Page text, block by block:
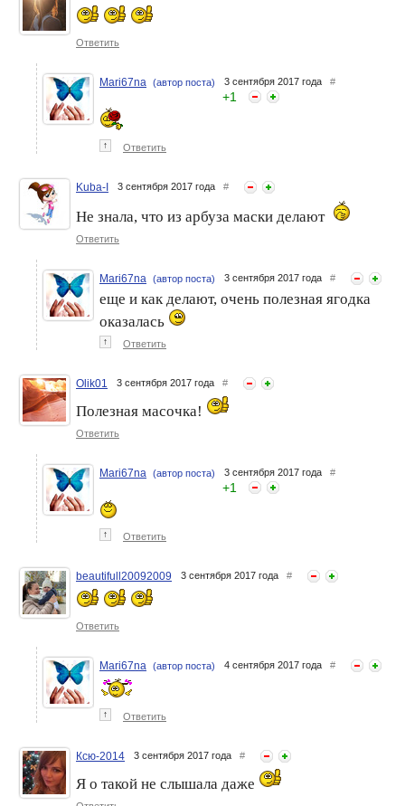
Ответить
Mari67na (автор поста) 3 сентября 2017 года #
+1
↑ Ответить
Kuba-I 3 сентября 2017 года #
Не знала, что из арбуза маски делают
Ответить
Mari67na (автор поста) 3 сентября 2017 года #
еще и как делают, очень полезная ягодка
оказалась
↑ Ответить
Olik01 3 сентября 2017 года #
Полезная масочка!
Ответить
Mari67na (автор поста) 3 сентября 2017 года #
+1
↑ Ответить
beautifull20092009 3 сентября 2017 года #
Ответить
Mari67na (автор поста) 4 сентября 2017 года #
↑ Ответить
Ксю-2014 3 сентября 2017 года #
Я о такой не слышала даже